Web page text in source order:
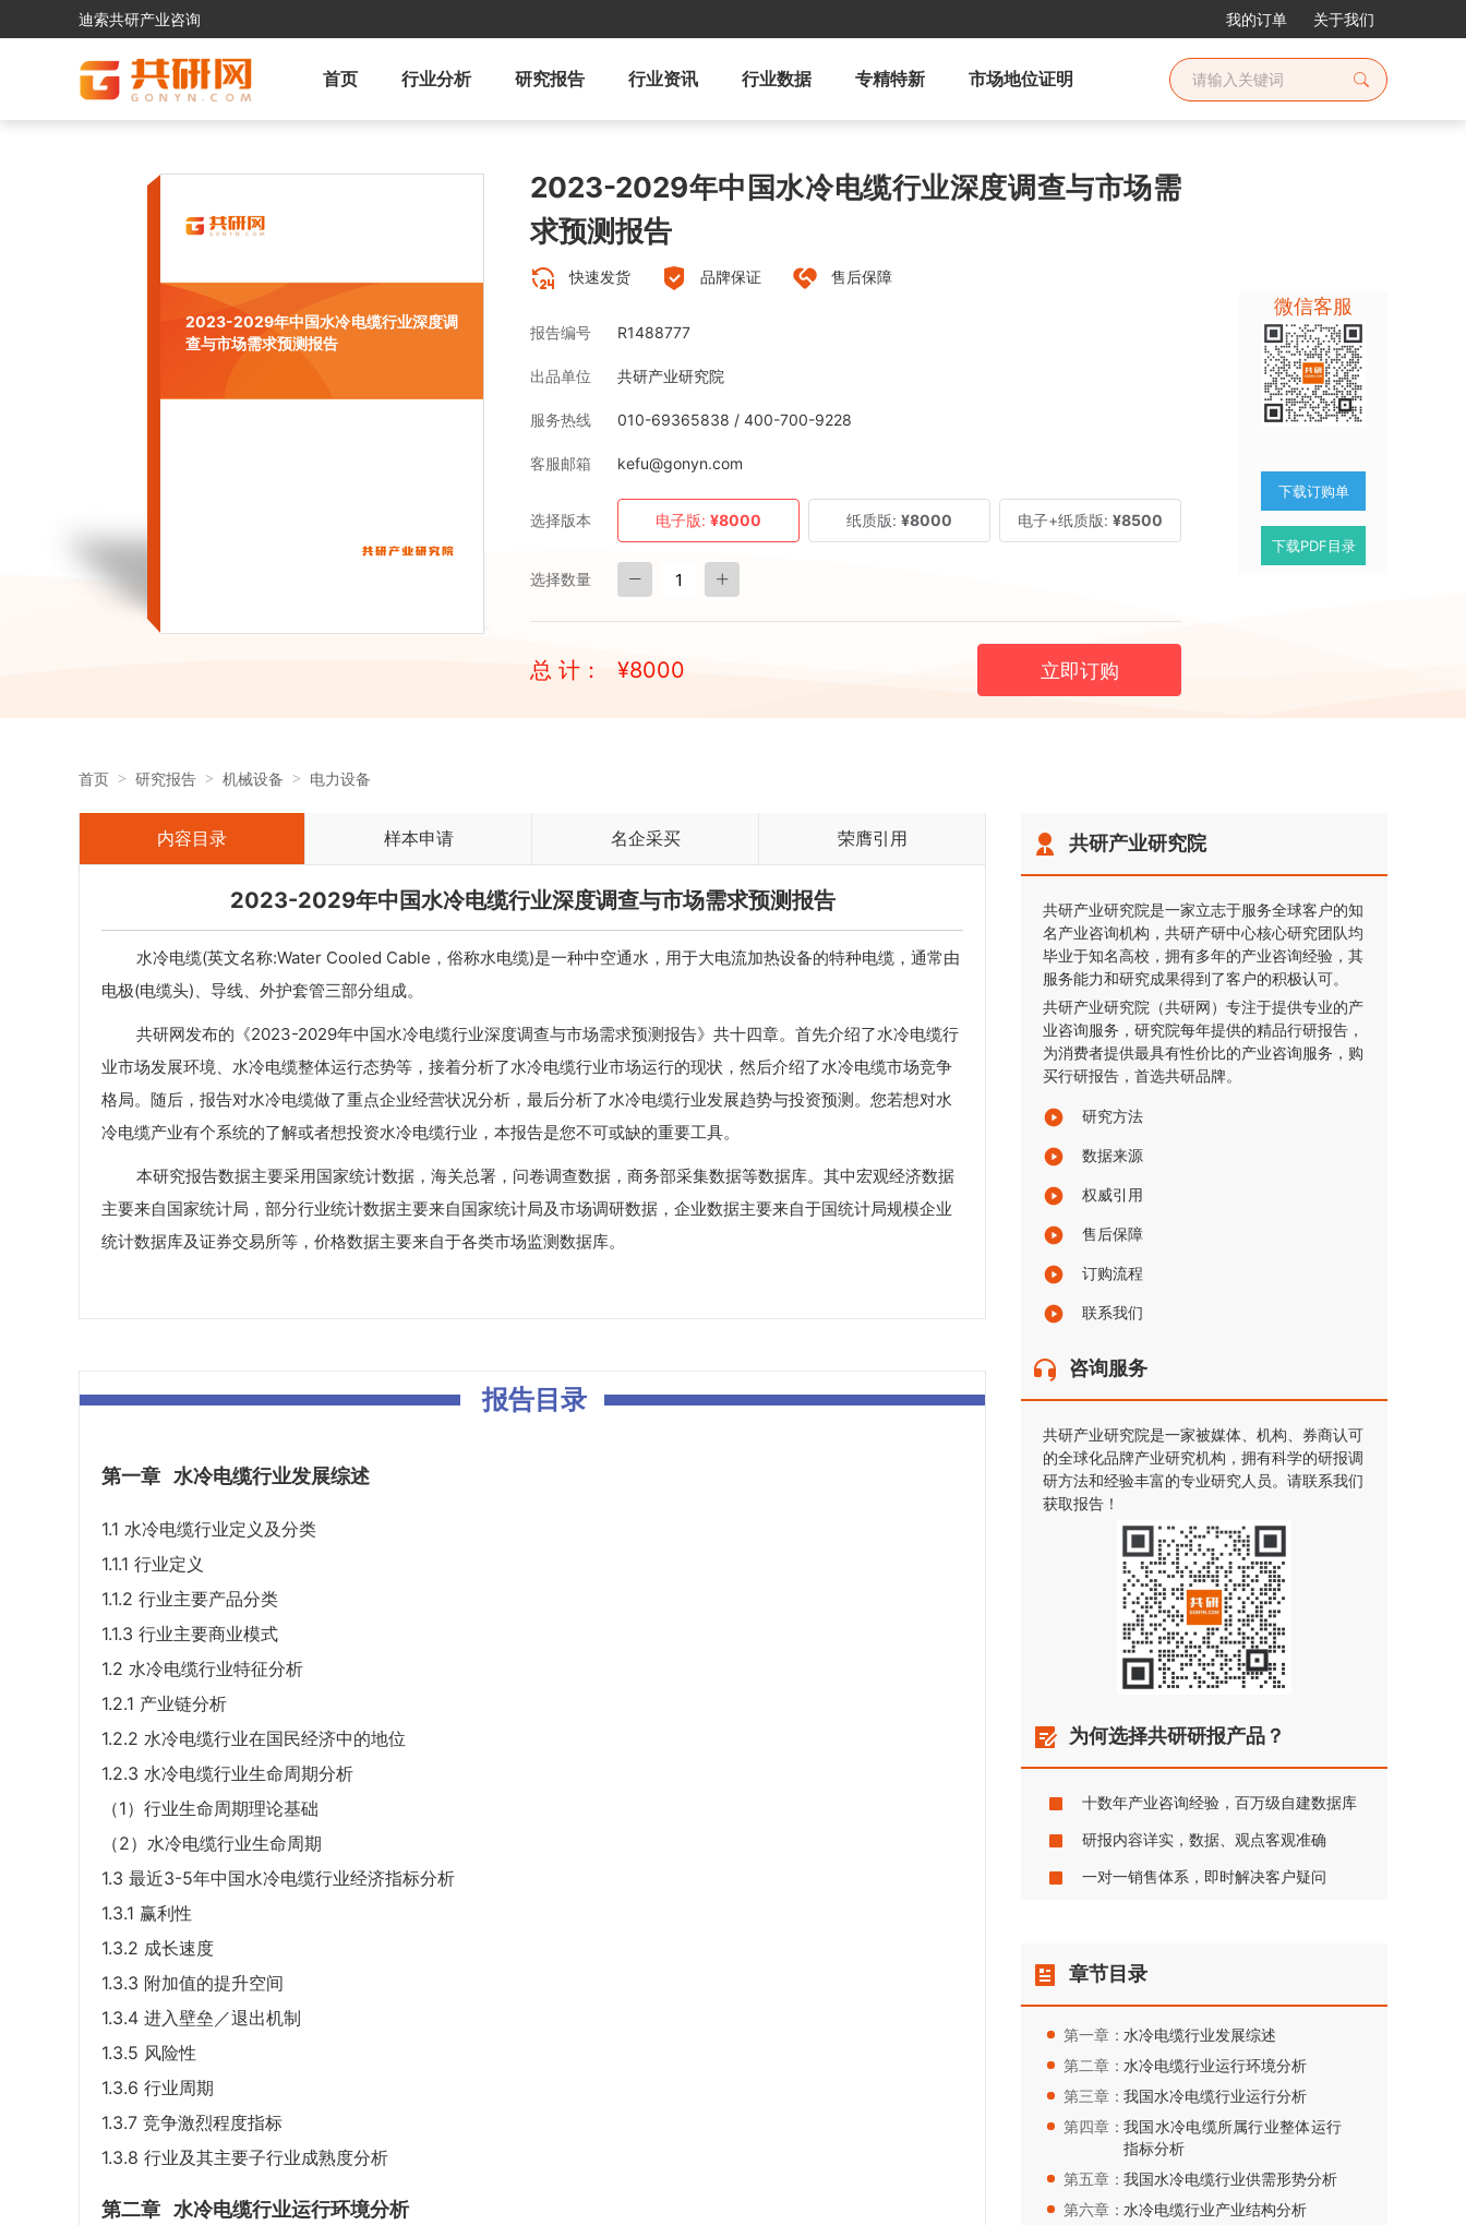
迪索共研产业咨询 我的订单 关于我们
首页 行业分析 研究报告 行业资讯 行业数据 专精特新 市场地位证明
2023-2029年中国水冷电缆行业深度调
查与市场需求预测报告
2023-2029年中国水冷电缆行业深度调查与市场需
求预测报告
快速发货 品牌保证 售后保障
报告编号 R1488777
出品单位 共研产业研究院
服务热线 010-69365838 / 400-700-9228
客服邮箱 kefu@gonyn.com
选择版本 电子版: ¥8000 纸质版: ¥8000 电子+纸质版: ¥8500
选择数量
总 计： ¥8000 立即订购
微信客服
下载订购单
下载PDF目录
首页 研究报告 机械设备 电力设备
内容目录 样本申请 名企采买 荣膺引用
2023-2029年中国水冷电缆行业深度调查与市场需求预测报告
水冷电缆(英文名称:Water Cooled Cable，俗称水电缆)是一种中空通水，用于大电流加热设备的特种电缆，通常由
电极(电缆头)、导线、外护套管三部分组成。
共研网发布的《2023-2029年中国水冷电缆行业深度调查与市场需求预测报告》共十四章。首先介绍了水冷电缆行
业市场发展环境、水冷电缆整体运行态势等，接着分析了水冷电缆行业市场运行的现状，然后介绍了水冷电缆市场竞争
格局。随后，报告对水冷电缆做了重点企业经营状况分析，最后分析了水冷电缆行业发展趋势与投资预测。您若想对水
冷电缆产业有个系统的了解或者想投资水冷电缆行业，本报告是您不可或缺的重要工具。
本研究报告数据主要采用国家统计数据，海关总署，问卷调查数据，商务部采集数据等数据库。其中宏观经济数据
主要来自国家统计局，部分行业统计数据主要来自国家统计局及市场调研数据，企业数据主要来自于国统计局规模企业
统计数据库及证券交易所等，价格数据主要来自于各类市场监测数据库。
报告目录
第一章 水冷电缆行业发展综述
1.1 水冷电缆行业定义及分类
1.1.1 行业定义
1.1.2 行业主要产品分类
1.1.3 行业主要商业模式
1.2 水冷电缆行业特征分析
1.2.1 产业链分析
1.2.2 水冷电缆行业在国民经济中的地位
1.2.3 水冷电缆行业生命周期分析
（1）行业生命周期理论基础
（2）水冷电缆行业生命周期
1.3 最近3-5年中国水冷电缆行业经济指标分析
1.3.1 赢利性
1.3.2 成长速度
1.3.3 附加值的提升空间
1.3.4 进入壁垒／退出机制
1.3.5 风险性
1.3.6 行业周期
1.3.7 竞争激烈程度指标
1.3.8 行业及其主要子行业成熟度分析
第二章 水冷电缆行业运行环境分析
共研产业研究院
共研产业研究院是一家立志于服务全球客户的知
名产业咨询机构，共研产研中心核心研究团队均
毕业于知名高校，拥有多年的产业咨询经验，其
服务能力和研究成果得到了客户的积极认可。
共研产业研究院（共研网）专注于提供专业的产
业咨询服务，研究院每年提供的精品行研报告，
为消费者提供最具有性价比的产业咨询服务，购
买行研报告，首选共研品牌。
研究方法
数据来源
权威引用
售后保障
订购流程
联系我们
咨询服务
共研产业研究院是一家被媒体、机构、券商认可
的全球化品牌产业研究机构，拥有科学的研报调
研方法和经验丰富的专业研究人员。请联系我们
获取报告！
为何选择共研研报产品？
十数年产业咨询经验，百万级自建数据库
研报内容详实，数据、观点客观准确
一对一销售体系，即时解决客户疑问
章节目录
第一章：水冷电缆行业发展综述
第二章：水冷电缆行业运行环境分析
第三章：我国水冷电缆行业运行分析
第四章：我国水冷电缆所属行业整体运行
指标分析
第五章：我国水冷电缆行业供需形势分析
第六章：水冷电缆行业产业结构分析